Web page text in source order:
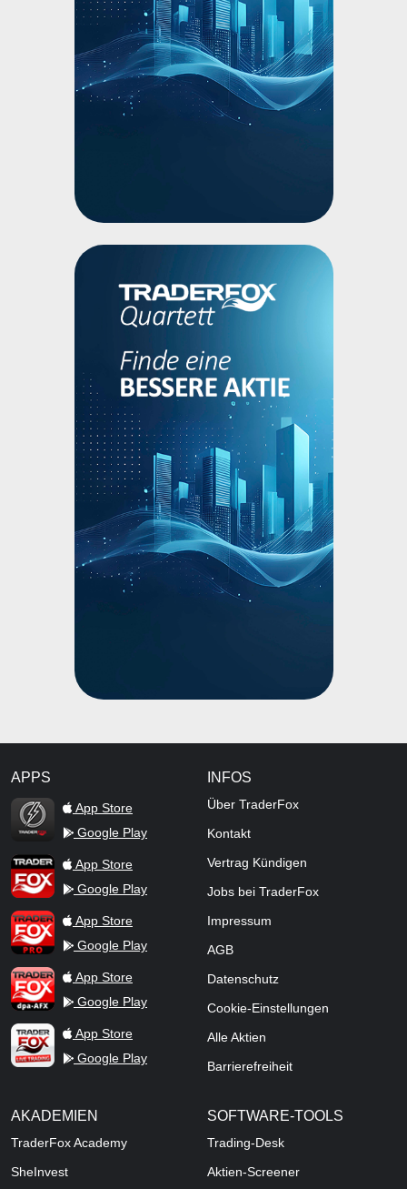
APPS
TraderFox Flash
App Store
Google Play
TraderFox AppApp Store
Google Play
TraderFox ProApp Store
Google Play
TraderFox dpa-AFX ProFeed
App Store
Google Play
TraderFox Live Trading
App Store
Google Play
INFOS
Über TraderFox
Kontakt
Vertrag Kündigen
Jobs bei TraderFox
Impressum
AGB
Datenschutz
Cookie-Einstellungen
Alle Aktien
Barrierefreiheit
AKADEMIEN
TraderFox Academy
SheInvest
SOFTWARE-TOOLS
Trading-Desk
Aktien-Screener